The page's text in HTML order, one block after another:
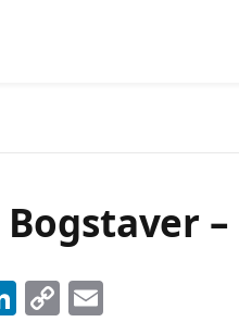
LinkedIn
Copy